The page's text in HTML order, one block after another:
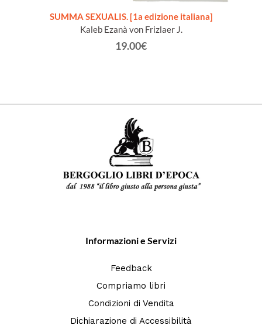
SUMMA SEXUALIS. [1a edizione italiana]
Kaleb Ezanà von Frizlaer J.
19.00€
Informazioni e Servizi
Feedback
Compriamo libri
Condizioni di Vendita
Dichiarazione di Accessibilità